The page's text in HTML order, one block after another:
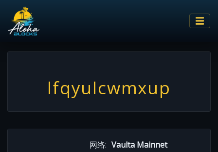
lfqyulcwmxup
网络: Vaulta Mainnet